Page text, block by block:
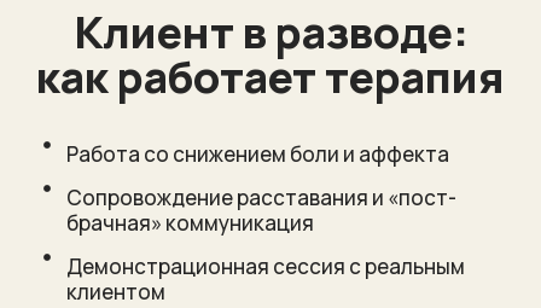
Клиент в разводе:
как работает терапия
Работа со снижением боли и аффекта
Сопровождение расставания и «пост-
брачная» коммуникация
Демонстрационная сессия с реальным
клиентом